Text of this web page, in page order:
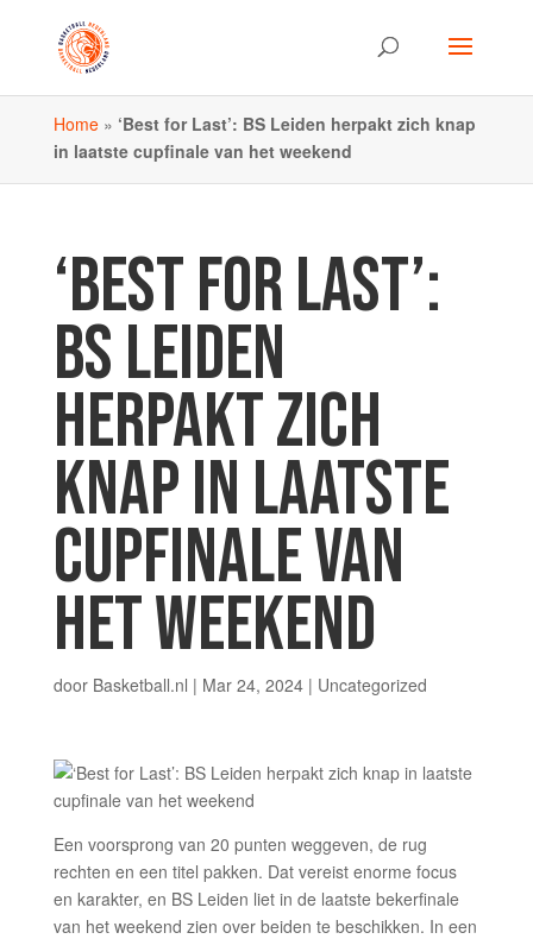
Home» ‘Best for Last’: BS Leiden herpakt zich knap
in laatste cupfinale van het weekend
‘BEST FOR LAST’:
BS LEIDEN
HERPAKT ZICH
KNAP IN LAATSTE
CUPFINALE VAN
HET WEEKEND
door Basketball.nl | Mar 24, 2024| Uncategorized
Een voorsprong van 20 punten weggeven, de rug
rechten en een titel pakken. Dat vereist enorme focus
en karakter, en BS Leiden liet in de laatste bekerfinale
van het weekend zien over beiden te beschikken. In een